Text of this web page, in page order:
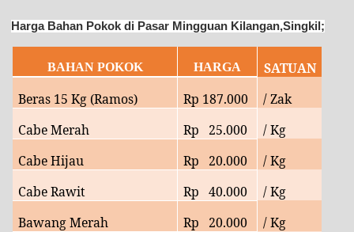
Harga Bahan Pokok di Pasar Mingguan Kilangan,Singkil;
BAHAN POKOK HARGA
SATUAN
Beras 15 Kg (Ramos)
Rp 187.000
/ Zak
Cabe Merah
Rp 25.000
/ Kg
Cabe Hijau
Rp 20.000
/ Kg
Cabe Rawit
Rp 40.000
/ Kg
Bawang Merah
Rp 20.000
/ Kg